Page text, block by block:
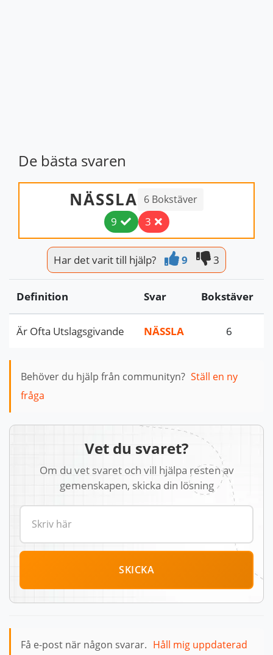
De bästa svaren
NÄSSLA 6 Bokstäver
9 3
Har det varit till hjälp? 9 3
Definition Svar Bokstäver
Är Ofta Utslagsgivande NÄSSLA 6
Behöver du hjälp från communityn? Ställ en ny
fråga
Vet du svaret?
Om du vet svaret och vill hjälpa resten av
gemenskapen, skicka din lösning
SKICKA
Få e-post när någon svarar. Håll mig uppdaterad